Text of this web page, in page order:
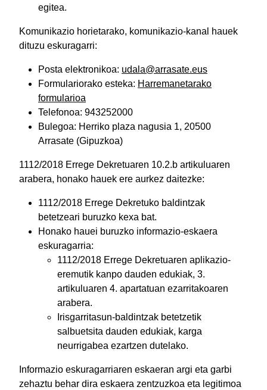
egitea.
Komunikazio horietarako, komunikazio-kanal hauek
dituzu eskuragarri:
Posta elektronikoa: udala@arrasate.eus
Formulariorako esteka: Harremanetarako
formularioa
Telefonoa: 943252000
Bulegoa: Herriko plaza nagusia 1, 20500
Arrasate (Gipuzkoa)
1112/2018 Errege Dekretuaren 10.2.b artikuluaren
arabera, honako hauek ere aurkez daitezke:
1112/2018 Errege Dekretuko baldintzak
betetzeari buruzko kexa bat.
Honako hauei buruzko informazio-eskaera
eskuragarria:
1112/2018 Errege Dekretuaren aplikazio-
eremutik kanpo dauden edukiak, 3.
artikuluaren 4. apartatuan ezarritakoaren
arabera.
Irisgarritasun-baldintzak betetzetik
salbuetsita dauden edukiak, karga
neurrigabea ezartzen dutelako.
Informazio eskuragarriaren eskaeran argi eta garbi
zehaztu behar dira eskaera zentzuzkoa eta legitimoa